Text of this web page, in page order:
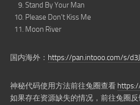
Stand By Your Man
Please Don’t Kiss Me
Moon River
国内海外： https://pan.intooo.com/s/
神秘代码使用方法前往兔圈查看
如果存在资源缺失的情况，前往兔圈反